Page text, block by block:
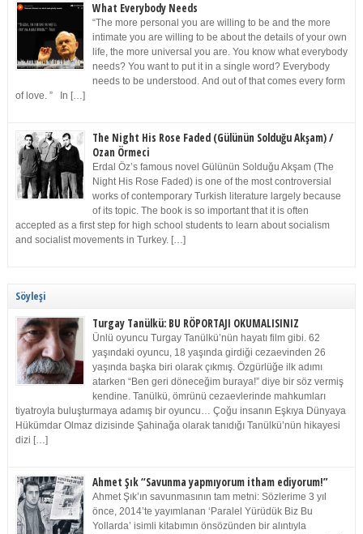
What Everybody Needs
“The more personal you are willing to be and the more
intimate you are willing to be about the details of your own
life, the more universal you are. You know what everybody
needs? You want to put it in a single word? Everybody
needs to be understood. And out of that comes every form
of love. ” In […]
The Night His Rose Faded (Gülünün Solduğu Akşam) /
Ozan Örmeci
Erdal Öz’s famous novel Gülünün Solduğu Akşam (The
Night His Rose Faded) is one of the most controversial
works of contemporary Turkish literature largely because
of its topic. The book is so important that it is often
accepted as a first step for high school students to learn about socialism
and socialist movements in Turkey. […]
Söyleşi
Turgay Tanülkü: BU RÖPORTAJI OKUMALISINIZ
Ünlü oyuncu Turgay Tanülkü’nün hayatı film gibi. 62
yaşındaki oyuncu, 18 yaşında girdiği cezaevinden 26
yaşında başka biri olarak çıkmış. Özgürlüğe ilk adımı
atarken “Ben geri döneceğim buraya!” diye bir söz vermiş
kendine. Tanülkü, ömrünü cezaevlerinde mahkumları
tiyatroyla buluşturmaya adamış bir oyuncu… Çoğu insanın Eşkıya Dünyaya
Hükümdar Olmaz dizisinde Şahinağa olarak tanıdığı Tanülkü’nün hikayesi
dizi […]
Ahmet Şık “Savunma yapmıyorum itham ediyorum!”
Ahmet Şık’ın savunmasının tam metni: Sözlerime 3 yıl
önce, 2014’te yayımlanan ‘Paralel Yürüdük Biz Bu
Yollarda’ isimli kitabımın önsözünden bir alıntıyla